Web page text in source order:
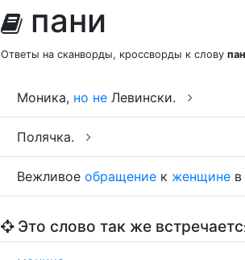
пани
Ответы на сканворды, кроссворды к слову
Моника, но не Левински.
Полячка.
Вежливое обращение к женщине
Это слово так же